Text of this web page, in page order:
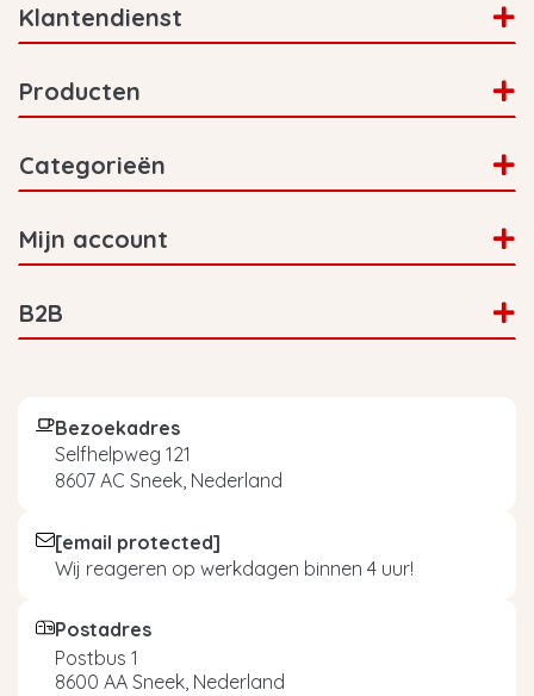
Klantendienst
Producten
Categorieën
Mijn account
B2B
Bezoekadres
Selfhelpweg 121
8607 AC Sneek, Nederland
[email protected]
Wij reageren op werkdagen binnen 4 uur!
Postadres
Postbus 1
8600 AA Sneek, Nederland